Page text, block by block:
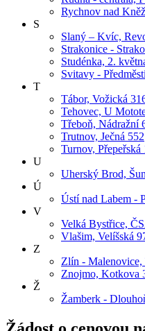
Rychnov nad
S
Slaný – Kvíc,
Strakonice -
Studénka, 2.
Svitavy -
T
Tábor, Vožická
Tehovec, U
Třeboň, Nádražní
Trutnov, Ječná 552
Turnov, Přepeřská
U
Uherský Brod,
Ú
Ústí nad Labem -
V
Velká Bystřice,
Vlašim, Velíšská
Z
Zlín - Malenovice,
Znojmo, Kotkova
Ž
Žamberk -